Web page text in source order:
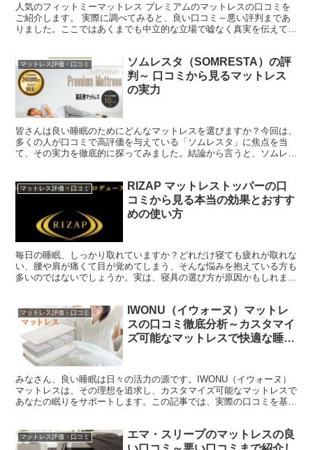
人気のフィットミーマットレス プレミアムのマットレスの口コミを
ご紹介します。 実際に調べてみると、良い口コミ～悪い評判まであ
りました。ここではあくまでも中立的な立場で嘘なく真実を伝えてい
マットレス評価・口コミ
ソムレスタ（SOMRESTA）の評
判～ 口コミから見るマットレス
の実力
皆さんは良い睡眠のためにどんなマットレスを選びますか？今回は、
多くの人が口コミで高評価を与えている「ソムレスタ」に焦点を当
て、その実力を徹底的に探ってみました。結論から言うと、ソムレス
マットレス評価・口コミ
RIZAP マットレストッパーの口
コミから見る本当の効果とおすす
めの使い方
毎日の睡眠、しっかり取れていますか？どれだけ寝ても疲れが取れな
い、腰や肩が痛くて目が覚めてしまう、そんな悩みを抱えている方も
多いのではないでしょうか。実は、寝具の選び方が原因かもしれませ
マットレス評価・口コミ
IWONU（イウォーヌ）マットレ
スの口コミ徹底分析～カスタマイ
ズ可能なマットレスで快適な睡眠
みなさん、良い睡眠は日々の活力の源です。IWONU（イウォーヌ）
マットレスは、その理想を追求し、カスタマイズ可能なマットレスで
あなたの眠りをサポートします。この記事では、実際の口コミを基
マットレス評価・口コミ
エマ・スリープのマットレスの良